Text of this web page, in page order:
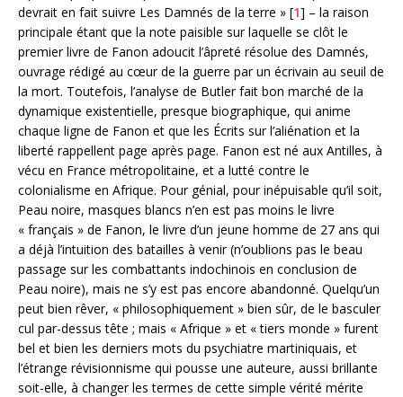
devrait en fait suivre Les Damnés de la terre » [1] – la raison
principale étant que la note paisible sur laquelle se clôt le
premier livre de Fanon adoucit l’âpreté résolue des Damnés,
ouvrage rédigé au cœur de la guerre par un écrivain au seuil de
la mort. Toutefois, l’analyse de Butler fait bon marché de la
dynamique existentielle, presque biographique, qui anime
chaque ligne de Fanon et que les Écrits sur l’aliénation et la
liberté rappellent page après page. Fanon est né aux Antilles, à
vécu en France métropolitaine, et a lutté contre le
colonialisme en Afrique. Pour génial, pour inépuisable qu’il soit,
Peau noire, masques blancs n’en est pas moins le livre
« français » de Fanon, le livre d’un jeune homme de 27 ans qui
a déjà l’intuition des batailles à venir (n’oublions pas le beau
passage sur les combattants indochinois en conclusion de
Peau noire), mais ne s’y est pas encore abandonné. Quelqu’un
peut bien rêver, « philosophiquement » bien sûr, de le basculer
cul par-dessus tête ; mais « Afrique » et « tiers monde » furent
bel et bien les derniers mots du psychiatre martiniquais, et
l’étrange révisionnisme qui pousse une auteure, aussi brillante
soit-elle, à changer les termes de cette simple vérité mérite